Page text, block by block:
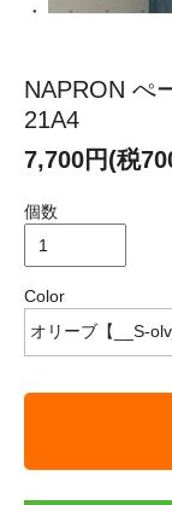
NAPRON ぺ
21A4
7,700円(税
個数
Color